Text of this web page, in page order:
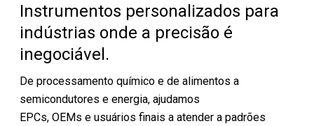
Instrumentos personalizados para
indústrias onde a precisão é
inegociável.
De processamento químico e de alimentos a
semicondutores e energia, ajudamos
EPCs, OEMs e usuários finais a atender a padrões